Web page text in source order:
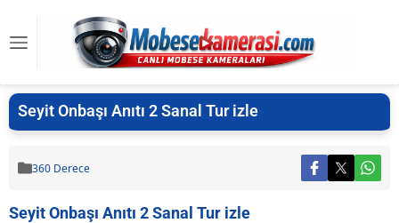
Seyit Onbaşı Anıtı 2 Sanal Tur izle
360 Derece
Seyit Onbaşı Anıtı 2 Sanal Tur izle